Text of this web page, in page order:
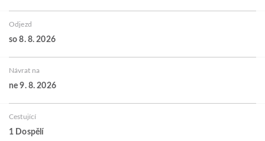
Odjezd
so 8. 8. 2026
Návrat na
ne 9. 8. 2026
Cestující
1 Dospělí